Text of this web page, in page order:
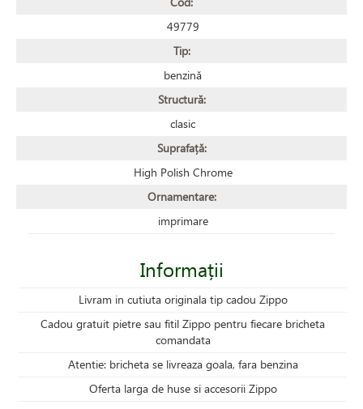
49779
Tip:
benzină
Structură:
clasic
Suprafață:
High Polish Chrome
Ornamentare:
imprimare
Informații
Livram in cutiuta originala tip cadou Zippo
Cadou gratuit pietre sau fitil Zippo pentru fiecare bricheta
comandata
Atentie: bricheta se livreaza goala, fara benzina
Oferta larga de huse si accesorii Zippo